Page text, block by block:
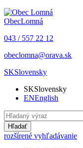
ObecLomná
043 / 557 22 12
obeclomna@orava.sk
SKSlovensky
SKSlovensky
ENEnglish
Hľadať
rozšírené vyhľadávanie